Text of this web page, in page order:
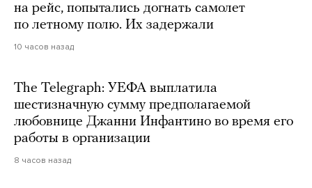
на рейс, попытались догнать самолет
по летному полю. Их задержали
10 часов назад
The Telegraph: УЕФА выплатила
шестизначную сумму предполагаемой
любовнице Джанни Инфантино во время его
работы в организации
8 часов назад